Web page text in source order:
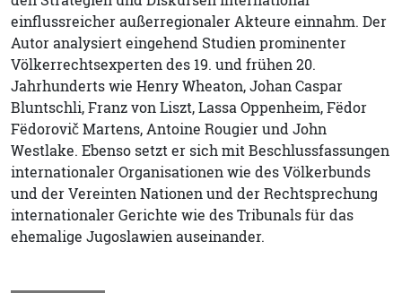
einflussreicher außerregionaler Akteure einnahm. Der
Autor analysiert eingehend Studien prominenter
Völkerrechtsexperten des 19. und frühen 20.
Jahrhunderts wie Henry Wheaton, Johan Caspar
Bluntschli, Franz von Liszt, Lassa Oppenheim, Fëdor
Fëdorovič Martens, Antoine Rougier und John
Westlake. Ebenso setzt er sich mit Beschlussfassungen
internationaler Organisationen wie des Völkerbunds
und der Vereinten Nationen und der Rechtsprechung
internationaler Gerichte wie des Tribunals für das
ehemalige Jugoslawien auseinander.